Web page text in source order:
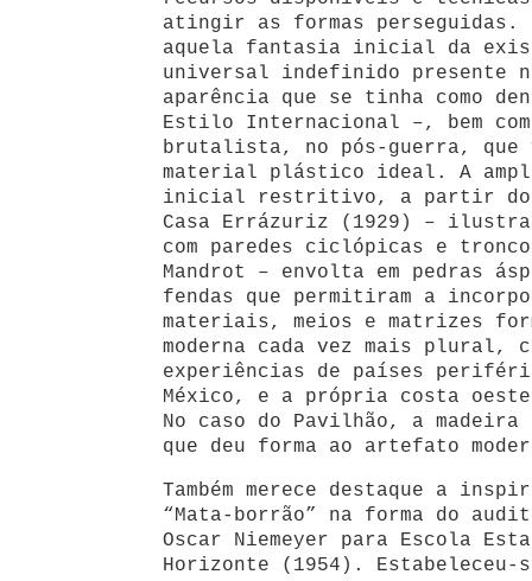
atingir as formas
aquela fantasia inicial da
universal indefinido presente
aparência que se tinha como
Estilo Internacional –, bem
brutalista, no
pós-guerra, que
material plástico ideal. A
inicial restritivo, a partir do
Casa Errázuriz (1929) –
com paredes ciclópicas e
Mandrot – envolta em pedras
fendas que permitiram a
materiais, meios e matrizes
moderna cada vez mais plural,
experiências de países
México, e a própria costa
No caso do Pavilhão, a
que deu forma ao artefato
Também merece destaque a
“Mata-borrão” na forma do
Oscar Niemeyer para Escola
Horizonte (1954).